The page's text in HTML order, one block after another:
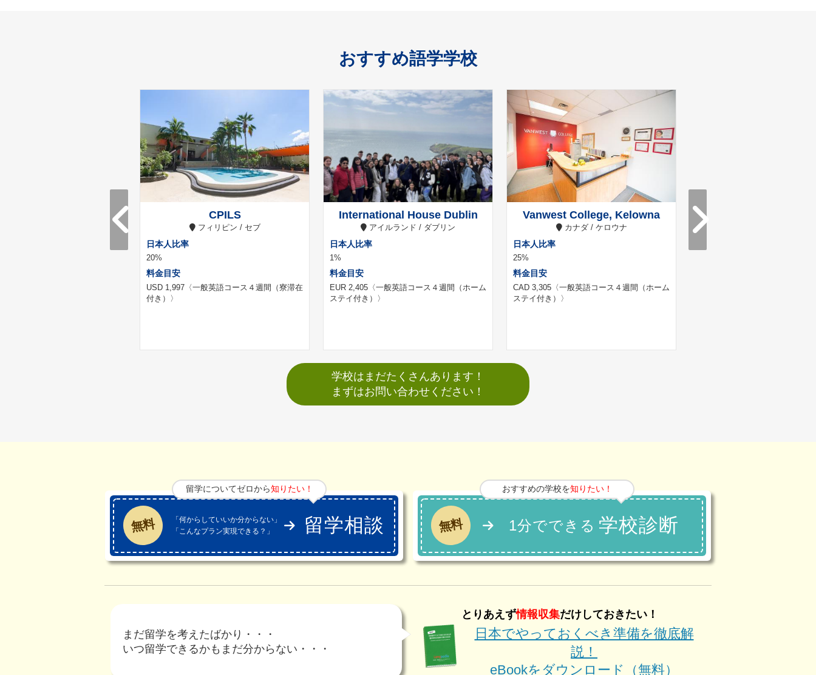
おすすめ語学学校
College, Vancouver CPILS
フィリピン / セブ
日本人比率
20%
料金目安
USD 1,997 〈一般英語コース４週間（寮滞在
付き）〉
International House Dublin
アイルランド / ダブリン
日本人比率
1%
料金目安
EUR 2,405 〈一般英語コース４週間（ホーム
ステイ付き）〉
Vanwest College, Kelowna
カナダ / ケロウナ
日本人比率
25%
料金目安
CAD 3,305 〈一般英語コース４週間（ホーム
ステイ付き）〉
学校はまだたくさんあります！
まずはお問い合わせください！
留学についてゼロから知りたい！
無料
「何からしていいか分からない」
「こんなプラン実現できる？」
留学相談
おすすめの学校を知りたい！
無料 1分でできる 学校診断
まだ留学を考えたばかり・・・
いつ留学できるかもまだ分からない・・・
とりあえず情報収集だけしておきたい！
日本でやっておくべき準備を徹底解
説！
eBookをダウンロード（無料）